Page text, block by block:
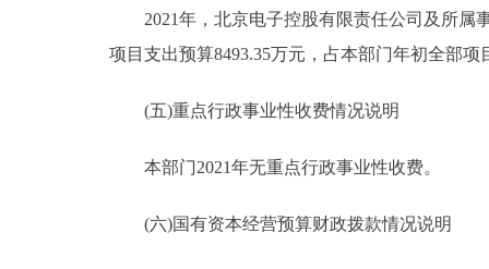
2021年，北京电子控股有限责任公司及所属事
项目支出预算8493.35万元，占本部门年初全部项
(五)重点行政事业性收费情况说明
本部门2021年无重点行政事业性收费。
(六)国有资本经营预算财政拨款情况说明